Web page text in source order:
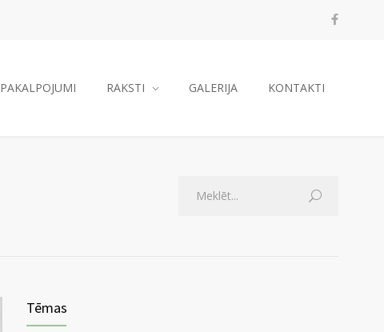
PAKALPOJUMI RAKSTI GALERIJA KONTAKTI
Tēmas